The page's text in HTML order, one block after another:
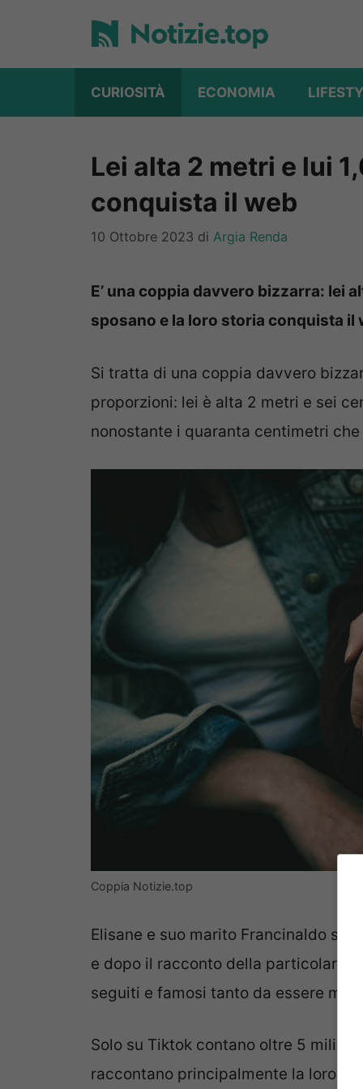
contenuto
CURIOSITÀ ECONOMIA
Lei alta 2 metri e lui
conquista il web
10 Ottobre 2023 di Argia Renda
E’ una coppia davvero bizzarra: lei
sposano e la loro storia conquista il
Si tratta di una coppia davvero
proporzioni: lei è alta 2 metri e sei
nonostante i quaranta centimetri
Coppia Notizie.top
Elisane e suo marito Francinaldo
e dopo il racconto della particolarità
seguiti e famosi tanto da essere
Solo su Tiktok contano oltre 5
raccontano principalmente la loro